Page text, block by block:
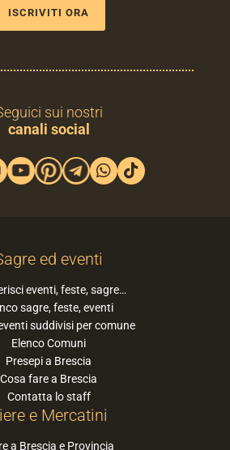
ISCRIVITI ORA
sui nostri
canali social
ed eventi
eventi, feste, sagre…
sagre, feste, eventi
suddivisi per comune
Elenco Comuni
Presepi a Brescia
Cosa fare a Brescia
Contatta lo staff
e Mercatini
a Brescia e Provincia